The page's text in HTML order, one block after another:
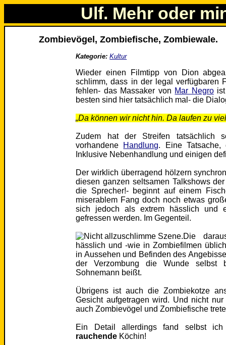
Ulf. Mehr oder
Zombievögel, Zombiefische, Zombiewale.
Kategorie: Kultur
Wieder einen Filmtipp von Dion
schlimm, dass in der legal verfügbaren
fehlen- das Massaker von Mar Negroist
besten sind hier tatsächlich mal- die
„Da können wir nicht hin. Da laufen zu
Zudem hat der Streifen tatsächlich
vorhandene Handlung. Eine Tatsache,
Inklusive Nebenhandlung und einigen
Der wirklich überragend hölzern
diesen ganzen seltsamen Talkshows
die Sprecher!- beginnt auf einem
miserablem Fang doch noch etwas
sich jedoch als extrem hässlich und
gefressen werden. Im Gegenteil.
Die
hässlich und -wie in Zombiefilmen
in Aussehen und Befinden des
der Verzombung die Wunde selbst
Sohnemann beißt.
Übrigens ist auch die Zombiekotze
Gesicht aufgetragen wird. Und nicht
auch Zombievögel und Zombiefische
Ein Detail allerdings fand selbst
rauchende Köchin!